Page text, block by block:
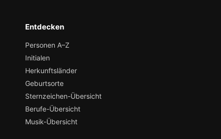
Entdecken
Personen A–Z
Initialen
Herkunftsländer
Geburtsorte
Sternzeichen-Übersicht
Berufe-Übersicht
Musik-Übersicht